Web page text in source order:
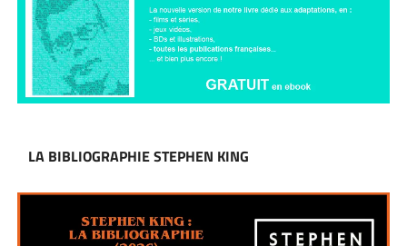
LA BIBLIOGRAPHIE STEPHEN KING